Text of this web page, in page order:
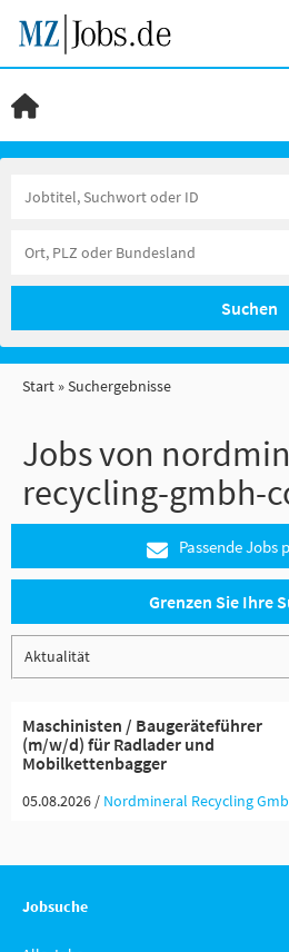
Suchen
Start Suchergebnisse
Jobs von
recycling-gmbh-
Passende Jobs
Grenzen Sie Ihre
Maschinisten / Baugeräteführer
(m/w/d) für Radlader und
Mobilkettenbagger
05.08.2026 / Nordmineral Recycling
Jobsuche